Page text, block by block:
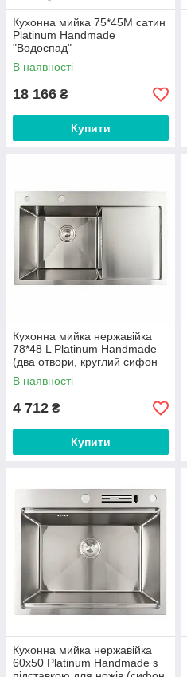
Кухонна мийка 75*45М сатин
Platinum Handmade
"Водоспад"
В наявності
18 166 ₴
Купити
Кухонна мийка нержавійка
78*48 L Platinum Handmade
(два отвори, круглий сифон
3,0/0,8)
В наявності
4 712 ₴
Купити
Кухонна мийка нержавійка
60х50 Platinum Handmade з